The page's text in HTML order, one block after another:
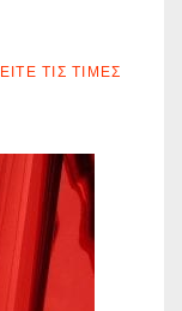
ΤΙΣ ΤΙΜΈΣ